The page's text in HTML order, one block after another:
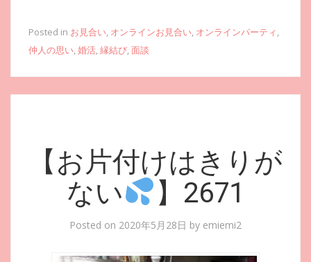
Posted in お見合い, オンラインお見合い, オンラインパーティ,
仲人の思い,婚活,縁結び,面談
【お片付けはきりが
ない
】2671
Posted on 2020年5月28日 by emiemi2